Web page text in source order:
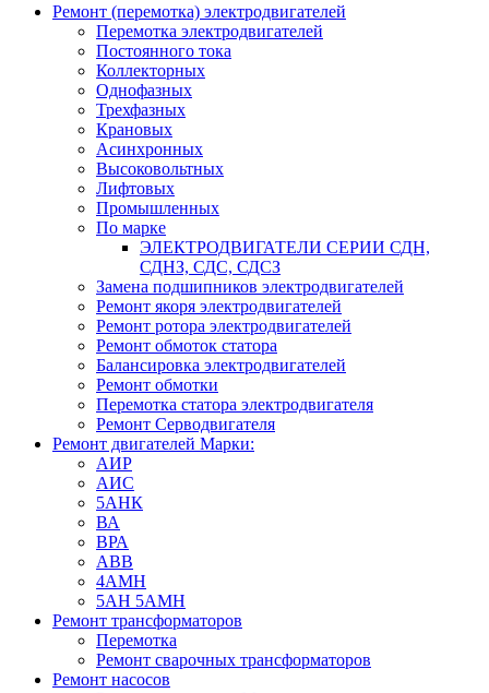
Ремонт (перемотка) электродвигателей
Перемотка электродвигателей
Постоянного тока
Коллекторных
Однофазных
Трехфазных
Крановых
Асинхронных
Высоковольтных
Лифтовых
Промышленных
По марке
ЭЛЕКТРОДВИГАТЕЛИ СЕРИИ СДН,
СДНЗ, СДС, СДСЗ
Замена подшипников электродвигателей
Ремонт якоря электродвигателей
Ремонт ротора электродвигателей
Ремонт обмоток статора
Балансировка электродвигателей
Ремонт обмотки
Перемотка статора электродвигателя
Ремонт Серводвигателя
Ремонт двигателей Марки:
АИР
АИС
5АНК
ВА
ВРА
ABB
4АМН
5АН 5АМН
Ремонт трансформаторов
Перемотка
Ремонт сварочных трансформаторов
Ремонт насосов